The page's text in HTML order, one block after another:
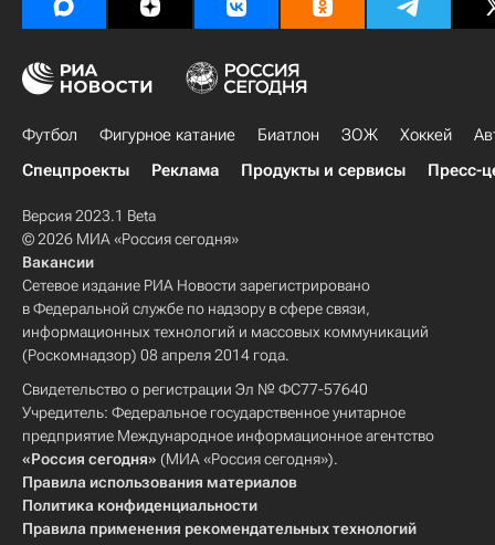
Футбол Фигурное катание Биатлон ЗОЖ Хоккей
Спецпроекты
Реклама Продукты и сервисы Пресс-
Версия 2023.1 Beta
© 2026 МИА «Россия сегодня»
Вакансии
Сетевое издание РИА Новости зарегистрировано
в Федеральной службе по надзору в сфере связи,
информационных технологий и массовых коммуникаций
(Роскомнадзор) 08 апреля 2014 года.
Свидетельство о регистрации Эл № ФС77-57640
Учредитель: Федеральное государственное унитарное
предприятие Международное информационное агентство
«Россия сегодня» (МИА «Россия сегодня»).
Правила использования материалов
Политика конфиденциальности
Правила применения рекомендательных технологий